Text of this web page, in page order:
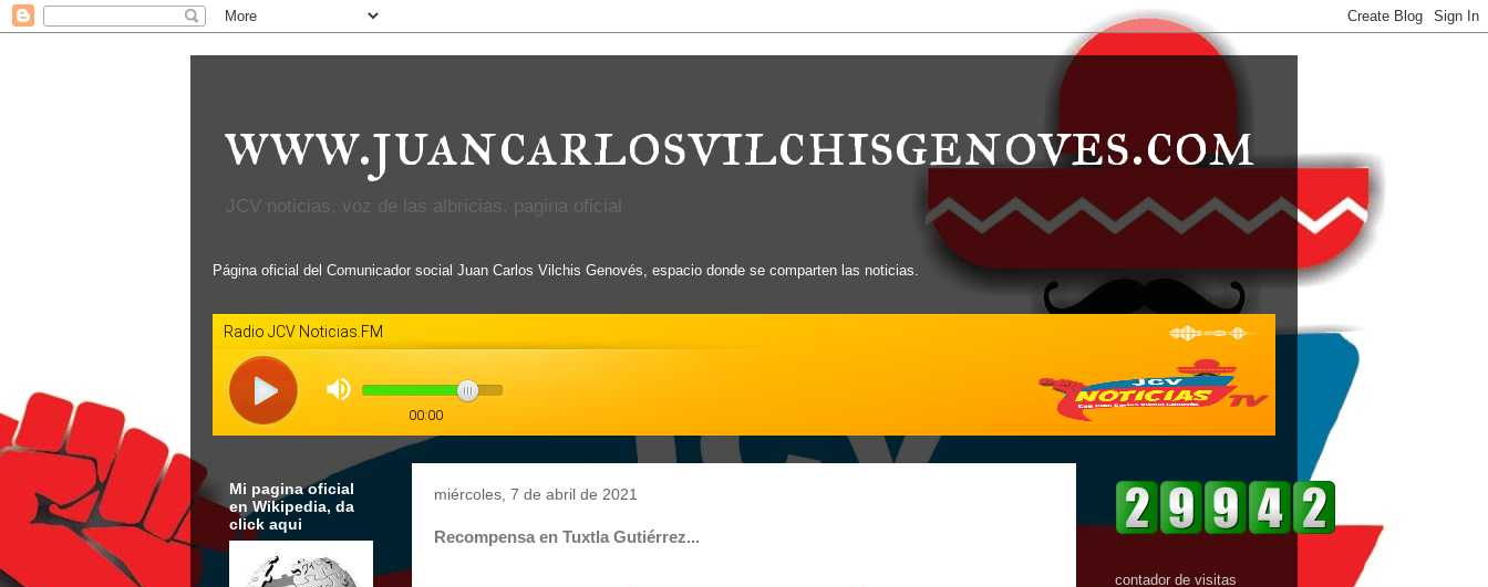
www.juancarlosvilchisgenoves.com
JCV noticias, voz de las albricias. pagina oficial
Página oficial del Comunicador social Juan Carlos Vilchis Genovés, espacio donde se comparten las noticias.
miércoles, 7 de abril de 2021
Recompensa en Tuxtla Gutiérrez...
Mi pagina oficial
en Wikipedia, da
click aqui
contador de visitas